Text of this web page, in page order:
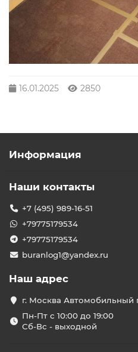
16.01.2025 2850
Информация
Наши контакты
+7 (495) 989-16-51
+79775179534
+79775179534
buranlog1@yandex.ru
Наш адрес
г. Москва Автомобильный
Пн-Пт с 10:00 до 19:00
Сб-Вс - выходной